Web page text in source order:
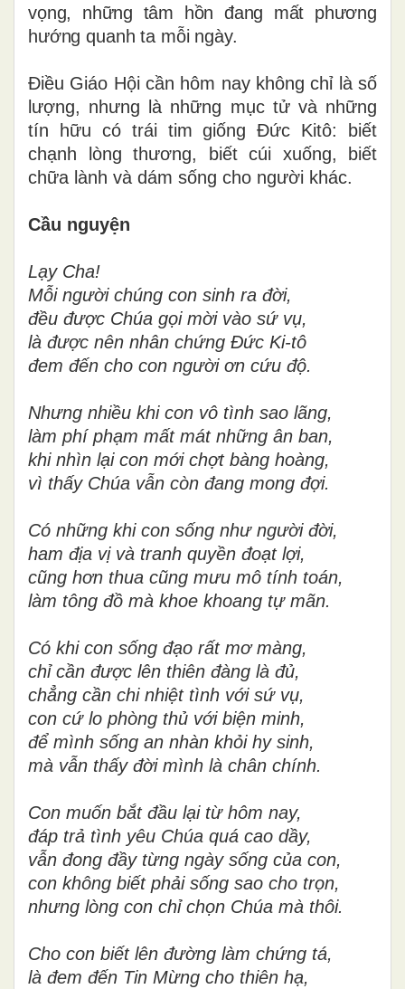
vọng, những tâm hồn đang mất phương
hướng quanh ta mỗi ngày.
Điều Giáo Hội cần hôm nay không chỉ là số
lượng, nhưng là những mục tử và những
tín hữu có trái tim giống Đức Kitô: biết
chạnh lòng thương, biết cúi xuống, biết
chữa lành và dám sống cho người khác.
Cầu nguyện
Lạy Cha!
Mỗi người chúng con sinh ra đời,
đều được Chúa gọi mời vào sứ vụ,
là được nên nhân chứng Đức Ki-tô
đem đến cho con người ơn cứu độ.
Nhưng nhiều khi con vô tình sao lãng,
làm phí phạm mất mát những ân ban,
khi nhìn lại con mới chợt bàng hoàng,
vì thấy Chúa vẫn còn đang mong đợi.
Có những khi con sống như người đời,
ham địa vị và tranh quyền đoạt lợi,
cũng hơn thua cũng mưu mô tính toán,
làm tông đồ mà khoe khoang tự mãn.
Có khi con sống đạo rất mơ màng,
chỉ cần được lên thiên đàng là đủ,
chẳng cần chi nhiệt tình với sứ vụ,
con cứ lo phòng thủ với biện minh,
để mình sống an nhàn khỏi hy sinh,
mà vẫn thấy đời mình là chân chính.
Con muốn bắt đầu lại từ hôm nay,
đáp trả tình yêu Chúa quá cao dầy,
vẫn đong đầy từng ngày sống của con,
con không biết phải sống sao cho trọn,
nhưng lòng con chỉ chọn Chúa mà thôi.
Cho con biết lên đường làm chứng tá,
là đem đến Tin Mừng cho thiên hạ,